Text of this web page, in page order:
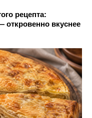
рецепта:
откровенно вкуснее